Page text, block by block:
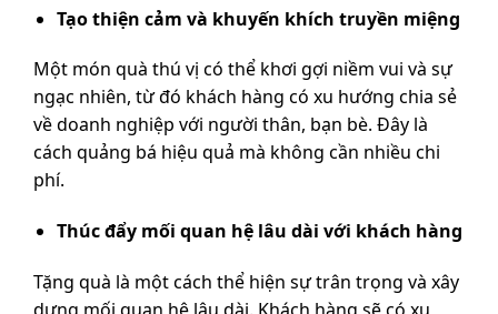
Tạo thiện cảm và khuyến khích truyền miệng
Một món quà thú vị có thể khơi gợi niềm vui và sự
ngạc nhiên, từ đó khách hàng có xu hướng chia sẻ
về doanh nghiệp với người thân, bạn bè. Đây là
cách quảng bá hiệu quả mà không cần nhiều chi
phí.
Thúc đẩy mối quan hệ lâu dài với khách hàng
Tặng quà là một cách thể hiện sự trân trọng và xây